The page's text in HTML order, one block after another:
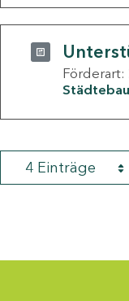
Förderart:
4 Einträge